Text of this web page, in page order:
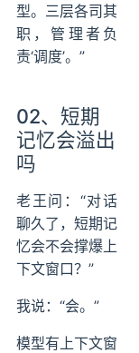
型。三层各司其
职，管理者负
责‘调度’。”
02、短期
记忆会溢出
吗
老王问：“对话
聊久了，短期记
忆会不会撑爆上
下文窗口？”
我说：“会。”
模型有上下文窗